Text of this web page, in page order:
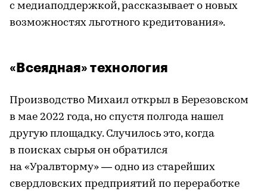
с медиаподдержкой, рассказывает о новых
возможностях льготного кредитования».
«Всеядная» технология
Производство Михаил открыл в Березовском
в мае 2022 года, но спустя полгода нашел
другую площадку. Случилось это, когда
в поисках сырья он обратился
на «Уралвторму» — одно из старейших
свердловских предприятий по переработке